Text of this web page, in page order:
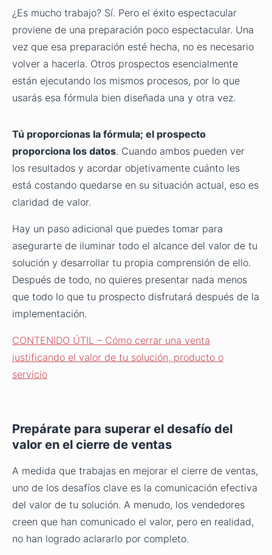
¿Es mucho trabajo? Sí. Pero el éxito espectacular
proviene de una preparación poco espectacular. Una
vez que esa preparación esté hecha, no es necesario
volver a hacerla. Otros prospectos esencialmente
están ejecutando los mismos procesos, por lo que
usarás esa fórmula bien diseñada una y otra vez.
Tú proporcionas la fórmula; el prospecto
proporciona los datos. Cuando ambos pueden ver
los resultados y acordar objetivamente cuánto les
está costando quedarse en su situación actual, eso es
claridad de valor.
Hay un paso adicional que puedes tomar para
asegurarte de iluminar todo el alcance del valor de tu
solución y desarrollar tu propia comprensión de ello.
Después de todo, no quieres presentar nada menos
que todo lo que tu prospecto disfrutará después de la
implementación.
CONTENIDO ÚTIL – Cómo cerrar una venta
justificando el valor de tu solución, producto o
servicio
Prepárate para superar el desafío del
valor en el cierre de ventas
A medida que trabajas en mejorar el cierre de ventas,
uno de los desafíos clave es la comunicación efectiva
del valor de tu solución. A menudo, los vendedores
creen que han comunicado el valor, pero en realidad,
no han logrado aclararlo por completo.